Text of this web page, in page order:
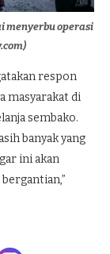
menyerbu operasi
respon
masyarakat di
sembako.
banyak yang
ini akan